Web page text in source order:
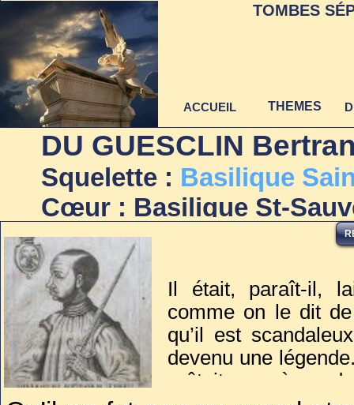
DU GUESCLIN
Squelette : Basilique
Cœur : Basilique St-
Entrailles : Eglise St-
Loire)
Chairs : Eglise des
(Clermont-Ferrand)
Il était, paraît-il,
comme on le dit
qu’il est
devenu une
prêtait pas à
au 22 juin 2021
TOMBES
ACCUEIL THEMES